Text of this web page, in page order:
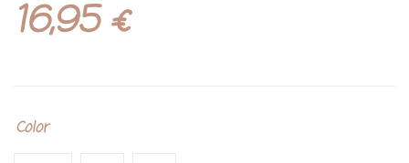
16,95€
Color